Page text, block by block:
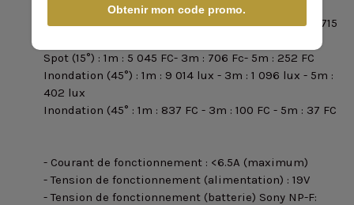
- Photométrie :
Spot (15°) : 1m : 54 300 lux - 3m : 7 602 lux - 5m : 2 715
Spot (15°) : 1m : 5 045 FC- 3m : 706 Fc- 5m : 252 FC
Inondation (45°) : 1m : 9 014 lux - 3m : 1 096 lux - 5m :
402 lux
Inondation (45° : 1m : 837 FC - 3m : 100 FC - 5m : 37 FC
- Courant de fonctionnement : <6.5A (maximum)
- Tension de fonctionnement (alimentation) : 19V
- Tension de fonctionnement (batterie) Sony NP-F:
Obtenir mon code promo.